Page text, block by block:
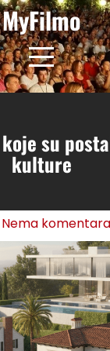
MyFilmo
su
kulture
Nema komentara